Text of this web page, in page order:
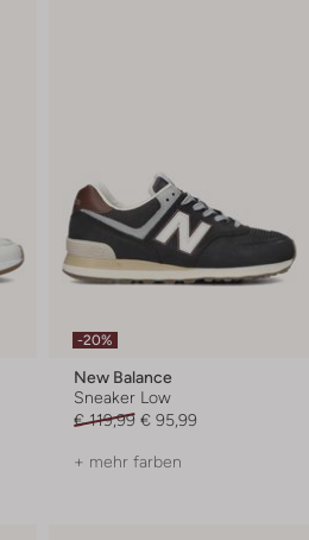
-20%
New Balance
Sneaker Low
€ 119,99 € 95,99
+ mehr farben